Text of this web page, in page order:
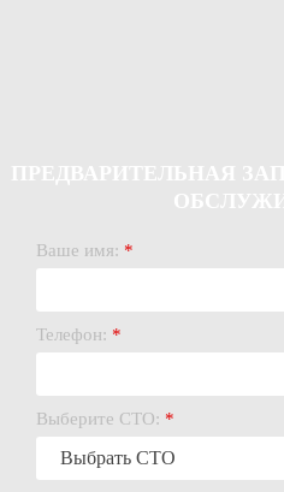
Ваше имя: *
Телефон: *
Выберите СТО: *